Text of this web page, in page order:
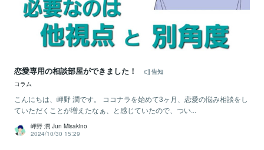
恋愛専用の相談部屋ができました！
告知
コラム
こんにちは、岬野 潤です。 ココナラを始めて3ヶ月、恋愛の悩み相談をし
ていただくことが増えたなぁ、と感じていたので、つい...
岬野 潤 Jun Misakino
2024/10/30 15:29